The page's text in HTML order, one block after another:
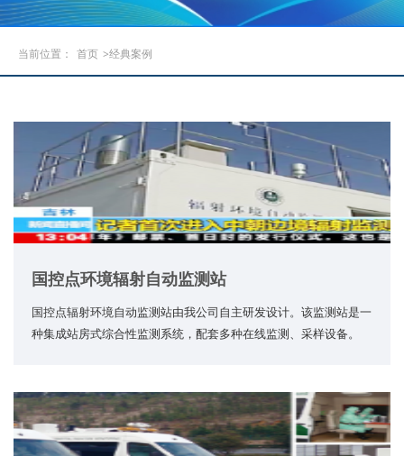
当前位置： 首页 >经典案例
国控点环境辐射自动监测站
国控点辐射环境自动监测站由我公司自主研发设计。该监测站是一
种集成站房式综合性监测系统，配套多种在线监测、采样设备。